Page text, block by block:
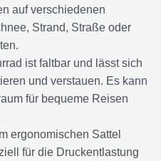
auf verschiedenen
Strand, Straße oder
ist faltbar und lässt sich
und verstauen. Es kann
für bequeme Reisen
ergonomischen Sattel
für die Druckentlastung